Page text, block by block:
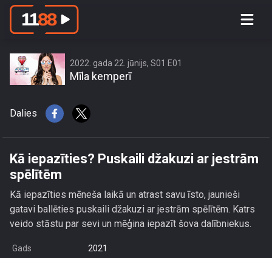
Kā iepazīties? Puskaili džakuzi ar
2022. gada 22. jūnijs, S01 E01
Mīla kemperī
Dalies
Kā iepazīties? Puskaili džakuzi ar jestrām
spēlītēm
Kā iepazīties mēneša laikā un atrast savu īsto, jaunieši
gatavi ballēties puskaili džakuzi ar jestrām spēlītēm. Katrs
veido stāstu par sevi un mēģina iepazīt šova dalībniekus.
Gads 2021